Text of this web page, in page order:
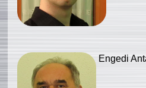
Engedi